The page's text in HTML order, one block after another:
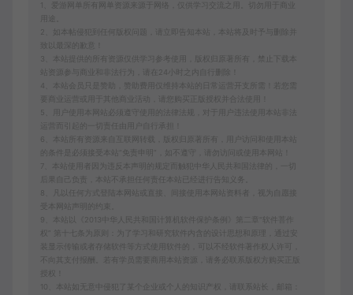
1、爱游网单所有网单资源来源于网络，仅供学习交流之用。切勿用于商业
2、如本帖侵犯到任何版权问题，请立即告知本站，本站将及时予与删除并
致以最深的歉意！
3、本站提供的所有资源仅供学习参考使用，版权归原著所有，禁止下载本
站资源参与商业和非法行为，请在24小时之内自行删除！
4、本站会员只是赞助，赞助费用仅维持本站的日常运营开支所需！若您需
要商业运营或用于其他商业活动，请您购买正版授权并合法使用！
5、用户使用本网站必须遵守使用的法律法规，对于用户违法使用本站非法
6、本站所有资源来自互联网转载，版权归原著所有，用户访问和使用本站
的条件是必须接受本站“免责申明”，如不遵守，请勿访问或使用本网站！
7、本站使用者因为违反本声明的规定而触犯中华人民共和国法律的，一切
后果自己负责，本站不承担任何责任本站已经进行告知义务。
8、凡以任何方式登陆本网站或直接、间接使用本网站资料者，视为自愿接
受本网站声明的约束。
9、本站以《2013中华人民共和国计算机软件保护条例》第二章"软件菩作
权” 第十七条为原则：为了学习和研究软件内含的设计思想和原理，通过安
装显示传输或者存储软件等方式使用软件的，可以不经软件著作权人许可，
不向其支付报酬。若有学员需要商用本站资源，请务必联系版权方购买正版
10、本站如无意中侵犯了某个企业或个人的知识产权，请联系站长，邮箱：